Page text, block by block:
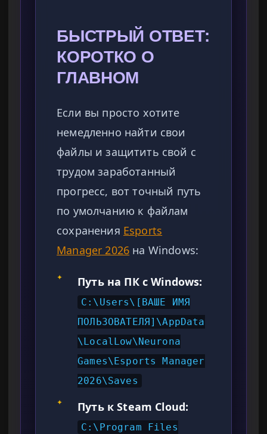
БЫСТРЫЙ ОТВЕТ:
КОРОТКО О
ГЛАВНОМ
Если вы просто хотите
немедленно найти свои
файлы и защитить свой с
трудом заработанный
прогресс, вот точный путь
по умолчанию к файлам
сохранения Esports
Manager 2026 на Windows:
✦ Путь на ПК с Windows:
C:\Users\[ВАШЕ ИМЯ
ПОЛЬЗОВАТЕЛЯ]\AppData
\LocalLow\Neurona
Games\Esports Manager
2026\Saves
✦ Путь к Steam Cloud:
C:\Program Files